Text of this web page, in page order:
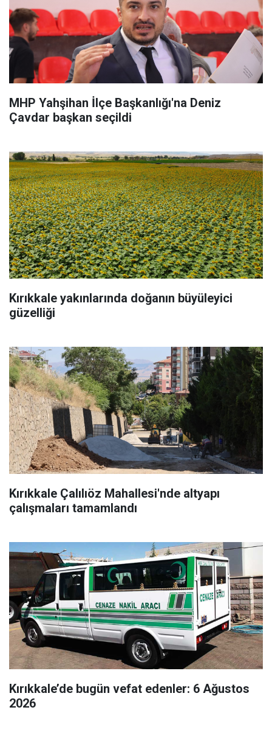
MHP Yahşihan İlçe Başkanlığı'na Deniz
Çavdar başkan seçildi
Kırıkkale yakınlarında doğanın büyüleyici
güzelliği
Kırıkkale Çalılıöz Mahallesi'nde altyapı
çalışmaları tamamlandı
Kırıkkale’de bugün vefat edenler: 6 Ağustos
2026